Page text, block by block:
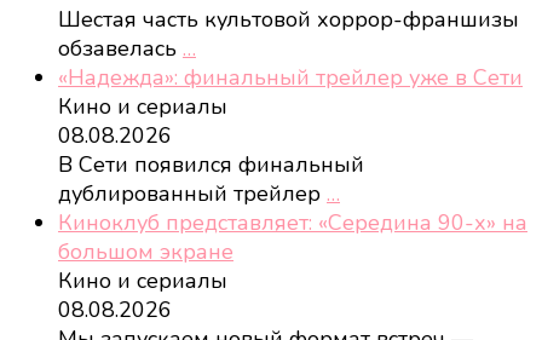
Шестая часть культовой хоррор-франшизы
обзавелась …
«Надежда»: финальный трейлер уже в Сети
Кино и сериалы
08.08.2026
В Сети появился финальный
дублированный трейлер …
Киноклуб представляет: «Середина 90-х» на
большом экране
Кино и сериалы
08.08.2026